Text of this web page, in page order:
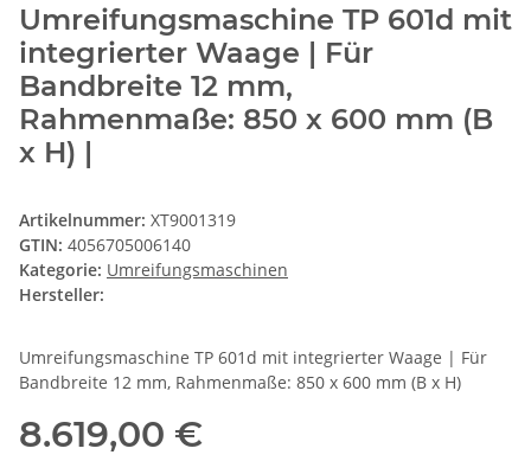
Umreifungsmaschine TP 601d mit
integrierter Waage | Für
Bandbreite 12 mm,
Rahmenmaße: 850 x 600 mm (B
x H) |
Artikelnummer: XT9001319
GTIN: 4056705006140
Kategorie: Umreifungsmaschinen
Hersteller:
Umreifungsmaschine TP 601d mit integrierter Waage | Für
Bandbreite 12 mm, Rahmenmaße: 850 x 600 mm (B x H)
8.619,00 €